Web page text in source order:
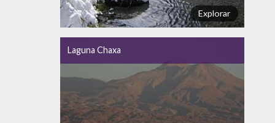
Explorar
Laguna Chaxa